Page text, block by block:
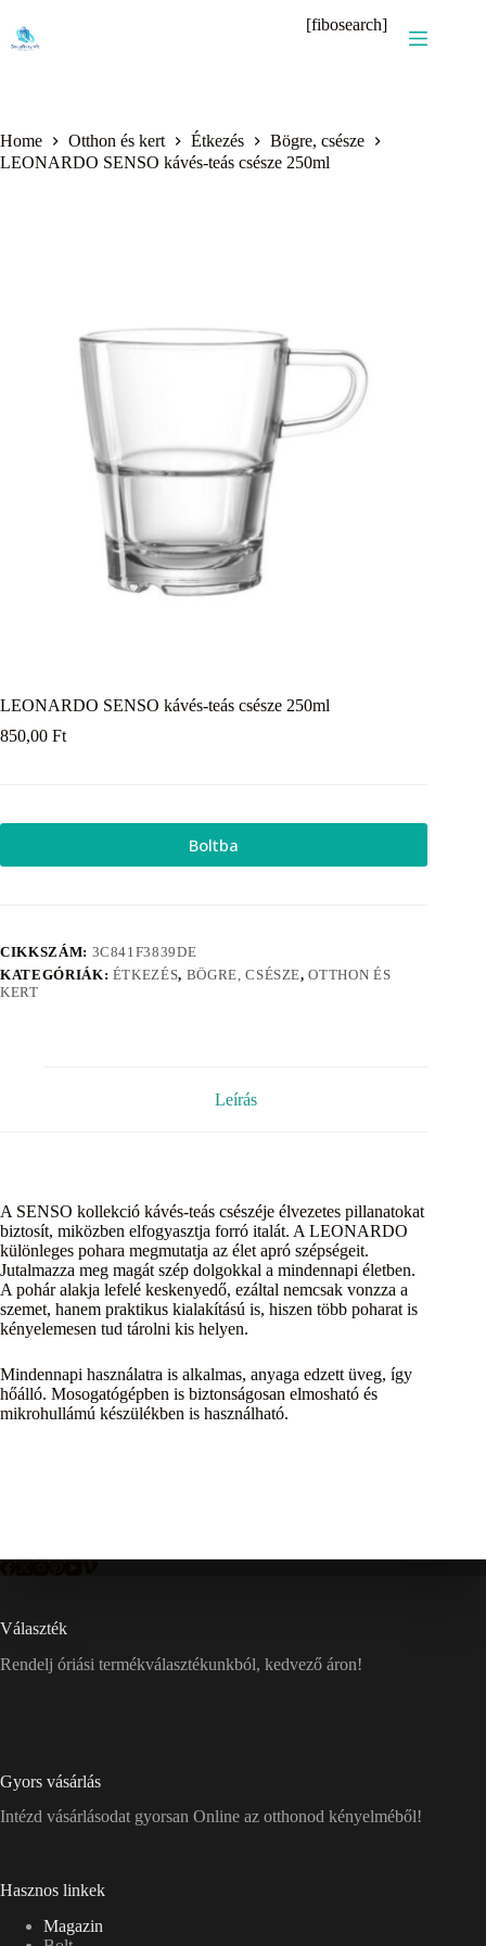
content
[fibosearch]
Home Otthon és kert Étkezés
Bögre, csésze
LEONARDO SENSO kávés-teás csésze 250ml
LEONARDO SENSO kávés-teás csésze 250ml
850,00 Ft
Boltba
CIKKSZÁM: 3C841F3839DE
KATEGÓRIÁK: ÉTKEZÉS, BÖGRE, CSÉSZE,OTTHON ÉS
KERT
Leírás
A SENSO kollekció kávés-teás csészéje élvezetes pillanatokat
biztosít, miközben elfogyasztja forró italát. A LEONARDO
különleges pohara megmutatja az élet apró szépségeit.
Jutalmazza meg magát szép dolgokkal a mindennapi életben.
A pohár alakja lefelé keskenyedő, ezáltal nemcsak vonzza a
szemet, hanem praktikus kialakítású is, hiszen több poharat is
kényelemesen tud tárolni kis helyen.
Mindennapi használatra is alkalmas, anyaga edzett üveg, így
hőálló. Mosogatógépben is biztonságosan elmosható és
mikrohullámú készülékben is használható.
Választék
Rendelj óriási termékválasztékunkból, kedvező áron!
Gyors vásárlás
Intézd vásárlásodat gyorsan Online az otthonod kényelméből!
Hasznos linkek
Magazin